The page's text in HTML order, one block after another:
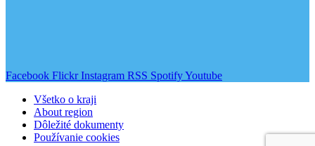
Facebook Flickr Instagram RSS SpotifyYoutube
Všetko o kraji
About region
Dôležité dokumenty
Používanie cookies